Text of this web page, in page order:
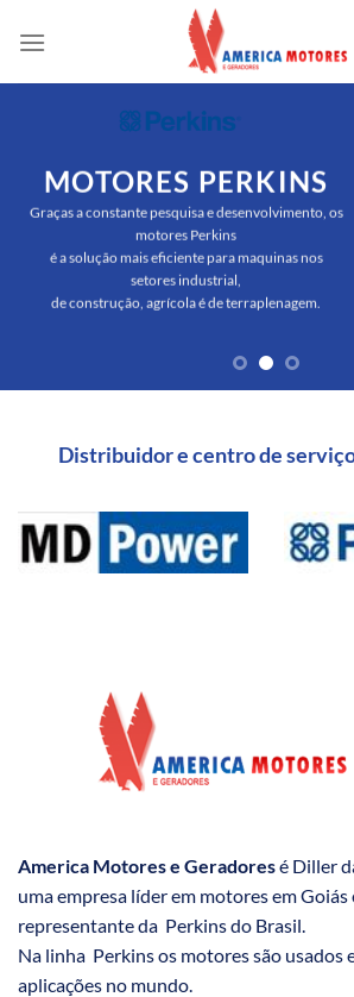
MOTORES PERKINS
Graças a constante pesquisa e desenvolvimento, os
motores Perkins
é a solução mais eficiente para maquinas nos
setores industrial,
de construção, agrícola é de terraplenagem.
Distribuidor e centro de
America Motores e Geradoresé Diller
uma empresa líder em motores em Goiás
representante da Perkins do Brasil.
Na linha Perkins os motores são usados
aplicações no mundo.